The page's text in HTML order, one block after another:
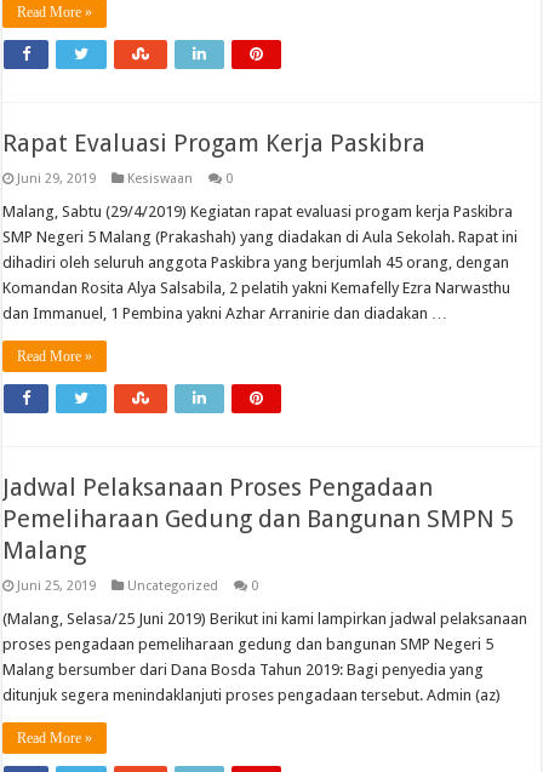
Read More »
Rapat Evaluasi Progam Kerja Paskibra
Juni 29, 2019 Kesiswaan 0
Malang, Sabtu (29/4/2019) Kegiatan rapat evaluasi progam kerja Paskibra
SMP Negeri 5 Malang (Prakashah) yang diadakan di Aula Sekolah. Rapat ini
dihadiri oleh seluruh anggota Paskibra yang berjumlah 45 orang, dengan
Komandan Rosita Alya Salsabila, 2 pelatih yakni Kemafelly Ezra Narwasthu
dan Immanuel, 1 Pembina yakni Azhar Arranirie dan diadakan …
Read More »
Jadwal Pelaksanaan Proses Pengadaan
Pemeliharaan Gedung dan Bangunan SMPN 5
Malang
Juni 25, 2019 Uncategorized 0
(Malang, Selasa/25 Juni 2019) Berikut ini kami lampirkan jadwal pelaksanaan
proses pengadaan pemeliharaan gedung dan bangunan SMP Negeri 5
Malang bersumber dari Dana Bosda Tahun 2019: Bagi penyedia yang
ditunjuk segera menindaklanjuti proses pengadaan tersebut. Admin (az)
Read More »